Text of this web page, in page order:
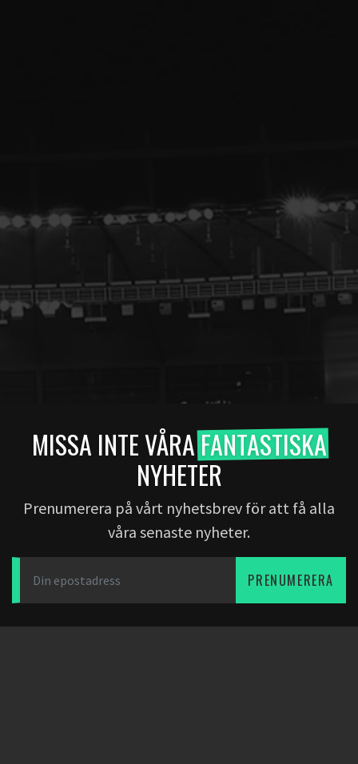
MISSA INTE VÅRAFANTASTISKA
NYHETER
Prenumerera på vårt nyhetsbrev för att få alla
våra senaste nyheter.
PRENUMERERA